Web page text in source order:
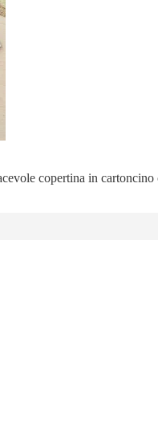
copertina in